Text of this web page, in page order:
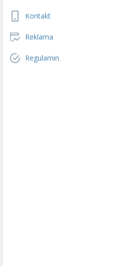
Kontakt
Reklama
Regulamin